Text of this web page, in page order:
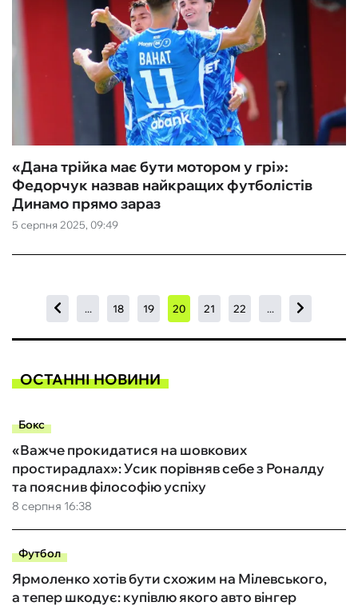
5 серпня 2025, 09:49
«Дана трійка має бути мотором у грі»:
Федорчук назвав найкращих футболістів
Динамо прямо зараз
... 18 19 20 21 22 ...
ОСТАННІ НОВИНИ
Бокс
8 серпня 16:38
«Важче прокидатися на шовкових
простирадлах»: Усик порівняв себе з Роналду
та пояснив філософію успіху
Футбол
Ярмоленко хотів бути схожим на Мілевського,
а тепер шкодує: купівлю якого авто вінгер